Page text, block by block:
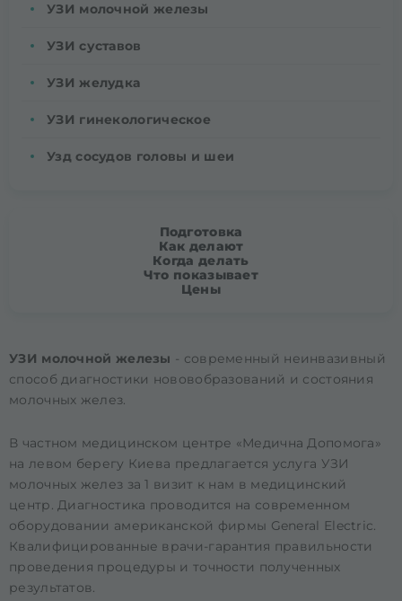
УЗИ молочной железы
УЗИ суставов
УЗИ желудка
УЗИ гинекологическое
Узд сосудов головы и шеи
Подготовка
Как делают
Когда делать
Что показывает
Цены
УЗИ молочной железы - современный неинвазивный
способ диагностики нововобразований и состояния
молочных желез.
В частном медицинском центре «Медична Допомога»
на левом берегу Киева предлагается услуга УЗИ
молочных желез за 1 визит к нам в медицинский
центр. Диагностика проводится на современном
оборудовании американской фирмы General Electric.
Квалифицированные врачи-гарантия правильности
проведения процедуры и точности полученных
результатов.